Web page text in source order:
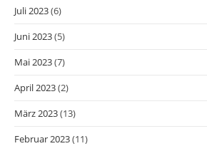
Juli 2023(6)
Juni 2023(5)
Mai 2023(7)
April 2023(2)
März 2023(13)
Februar 2023(11)